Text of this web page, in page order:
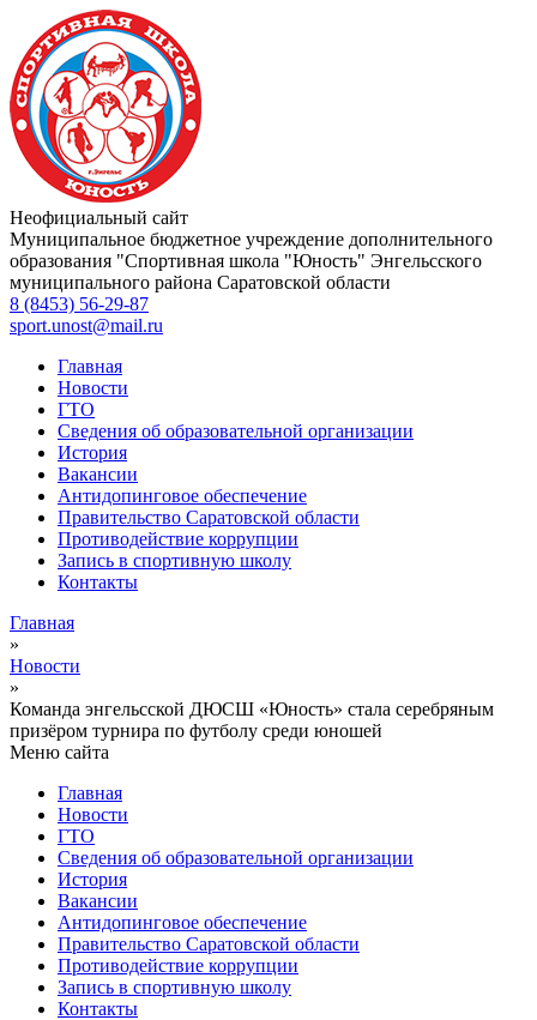
Неофициальный сайт
Муниципальное бюджетное учреждение дополнительного
образования "Спортивная школа "Юность" Энгельсского
муниципального района Саратовской области
8 (8453) 56-29-87
sport.unost@mail.ru
Главная
Новости
ГТО
Сведения об образовательной организации
История
Вакансии
Антидопинговое обеспечение
Правительство Саратовской области
Противодействие коррупции
Запись в спортивную школу
Контакты
Главная
»
Новости
»
Команда энгельсской ДЮСШ «Юность» стала серебряным
призёром турнира по футболу среди юношей
Меню сайта
Главная
Новости
ГТО
Сведения об образовательной организации
История
Вакансии
Антидопинговое обеспечение
Правительство Саратовской области
Противодействие коррупции
Запись в спортивную школу
Контакты